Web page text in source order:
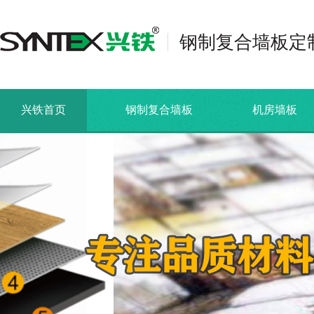
钢制复合墙板定
兴铁首页 钢制复合墙板 机房墙板